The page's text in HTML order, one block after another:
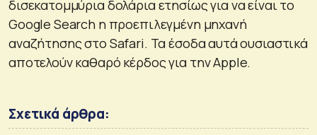
δισεκατομμύρια δολάρια ετησίως για να είναι το
Google Search η προεπιλεγμένη μηχανή
αναζήτησης στο Safari. Τα έσοδα αυτά ουσιαστικά
αποτελούν καθαρό κέρδος για την Apple.
Σχετικά άρθρα: